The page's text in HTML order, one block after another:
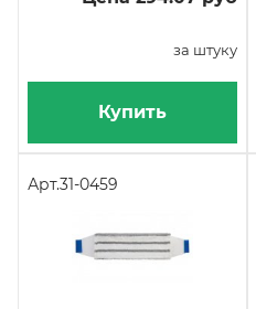
за штуку
Купить
Арт.31-0459